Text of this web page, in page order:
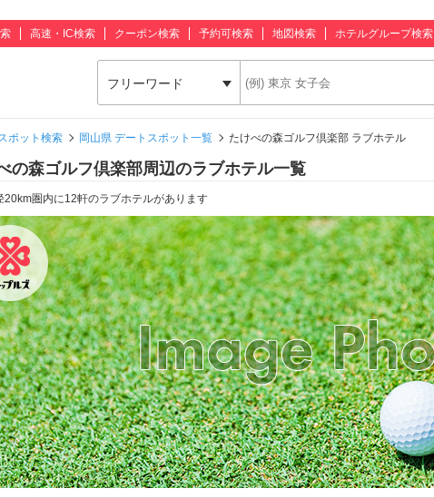
高速・IC検索 クーポン検索 予約可検索 地図検索 ホテルグループ検索
フリーワード
ポット検索 岡山県 デートスポット一覧 たけべの森ゴルフ倶楽部 ラブホテル
の森ゴルフ倶楽部周辺のラブホテル一覧
20km圏内に12軒のラブホテルがあります